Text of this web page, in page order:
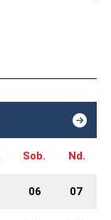
Sob. Nd.
06 07